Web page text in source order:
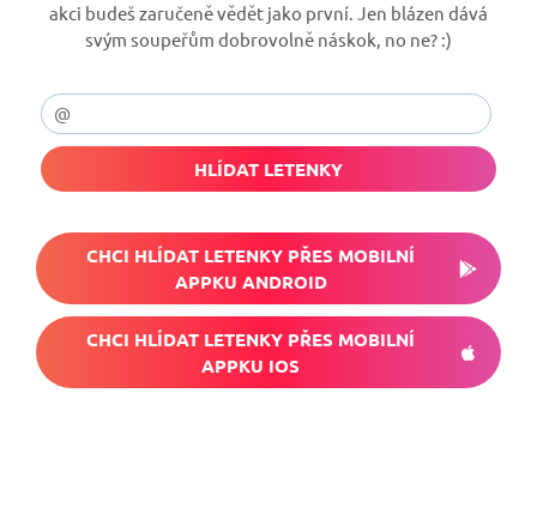
akci budeš zaručeně vědět jako první. Jen blázen dává
svým soupeřům dobrovolně náskok, no ne? :)
HLÍDAT LETENKY
CHCI HLÍDAT LETENKY PŘES MOBILNÍ
APPKU ANDROID
CHCI HLÍDAT LETENKY PŘES MOBILNÍ
APPKU IOS